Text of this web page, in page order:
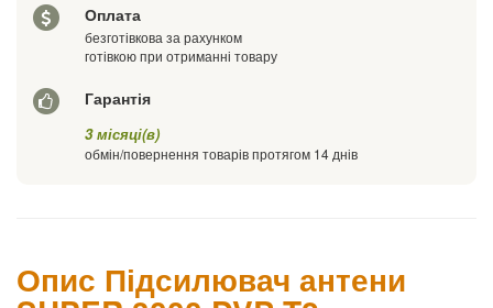
Оплата
безготівкова за рахунком
готівкою при отриманні товару
Гарантія
3 місяці(в)
обмін/повернення товарів протягом 14 днів
Опис Підсилювач антени